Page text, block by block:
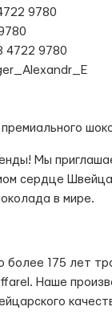
9780
4722 9780
Мы
сердце
в мире.
более 175 лет
Наше